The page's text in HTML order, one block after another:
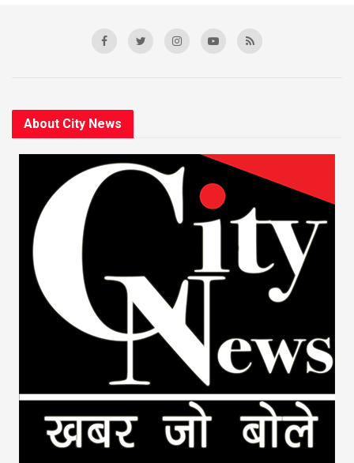
About City News